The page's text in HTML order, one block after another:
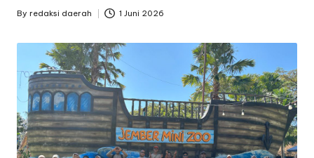
Posted
By redaksi daerah 1 Juni 2026